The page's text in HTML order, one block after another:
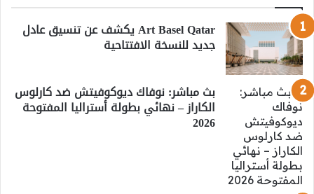
Art Basel Qatar يكشف عن تنسيق عادل
جديد للنسخة الافتتاحية
بث مباشر: نوفاك ديوكوفيتش ضد كارلوس
الكاراز – نهائي بطولة أستراليا المفتوحة
2026